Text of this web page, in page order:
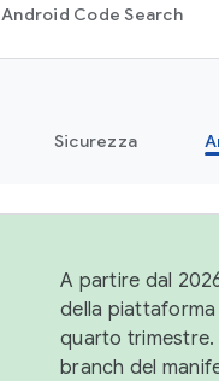
Android Code Search
Sicurezza
A partire dal
della piattaforma
quarto trimestre.
branch del